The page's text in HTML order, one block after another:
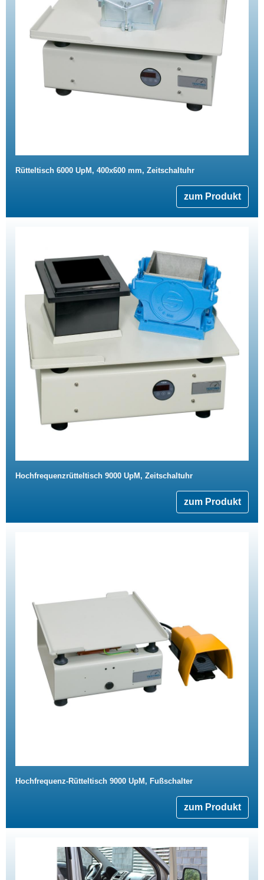
Rütteltisch 6000 UpM, 400x600 mm, Zeitschaltuhr
zum Produkt
Hochfrequenzrütteltisch 9000 UpM, Zeitschaltuhr
zum Produkt
Hochfrequenz-Rütteltisch 9000 UpM, Fußschalter
zum Produkt